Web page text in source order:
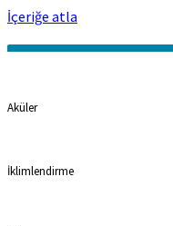
İçeriğe atla
Aküler
İklimlendirme